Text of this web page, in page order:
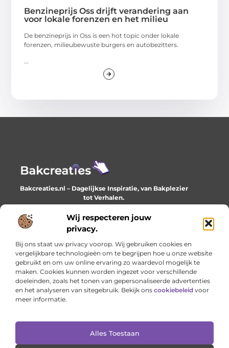
Wij respecteren jouw
privacy.
Bij ons staat uw privacy voorop. Wij gebruiken cookies en
vergelijkbare technologieën om te begrijpen hoe u onze website
gebruikt en om uw online ervaring zo waardevol mogelijk te
maken. Cookies kunnen worden ingezet voor verschillende
doeleinden, zoals het tonen van gepersonaliseerde advertenties
en het analyseren van sitegebruik. Bekijk ons cookiebeleid voor
meer informatie.
Alles Toestaan
Benzineprijs Oss drijft verandering aan
voor lokale forenzen en het milieu
De benzineprijs in Oss is een hot topic onder lokale
forenzen, milieubewuste burgers en autobezitters.
...
Bakcreaties.nl – Dagelijkse Inspiratie, van Bakplezier
tot Verhalen.
Ontdek unieke en creatieve verhalen die je elke dag
verrijken en inspireren.
Onze informatie